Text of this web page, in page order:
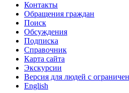
Контакты
Обращения граждан
Поиск
Обсуждения
Подписка
Справочник
Карта сайта
Экскурсии
Версия для людей с
English